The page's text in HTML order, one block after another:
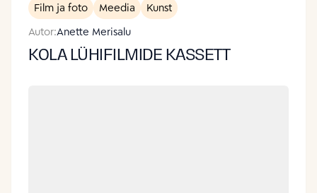
Film ja foto Meedia
Kunst
Autor:Anette Merisalu
KOLA LÜHIFILMIDE KASSETT